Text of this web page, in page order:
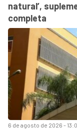
6 de agosto de 2026 -
natural’,
completa